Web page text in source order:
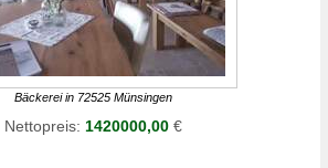
Bäckerei in 72525 Münsingen
Nettopreis: 1420000,00€